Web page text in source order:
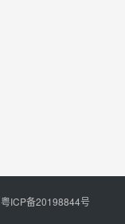
粤ICP备20198844号